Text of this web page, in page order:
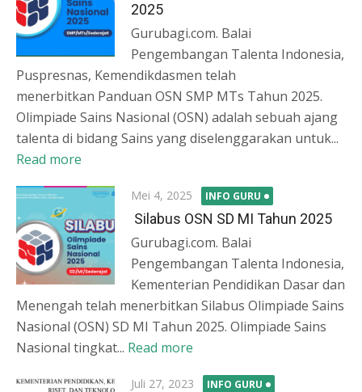
2025
Gurubagi.com. Balai
Pengembangan Talenta Indonesia,
Puspresnas, Kemendikdasmen telah
menerbitkan Panduan OSN SMP MTs Tahun 2025.
Olimpiade Sains Nasional (OSN) adalah sebuah ajang
talenta di bidang Sains yang diselenggarakan untuk...
Read more
Posted
on
Mei 4, 2025 INFO GURU
Silabus OSN SD MI Tahun 2025
Gurubagi.com. Balai
Pengembangan Talenta Indonesia,
Kementerian Pendidikan Dasar dan
Menengah telah menerbitkan Silabus Olimpiade Sains
Nasional (OSN) SD MI Tahun 2025. Olimpiade Sains
Nasional tingkat... Read more
Posted
Juli 27, 2023 INFO GURU